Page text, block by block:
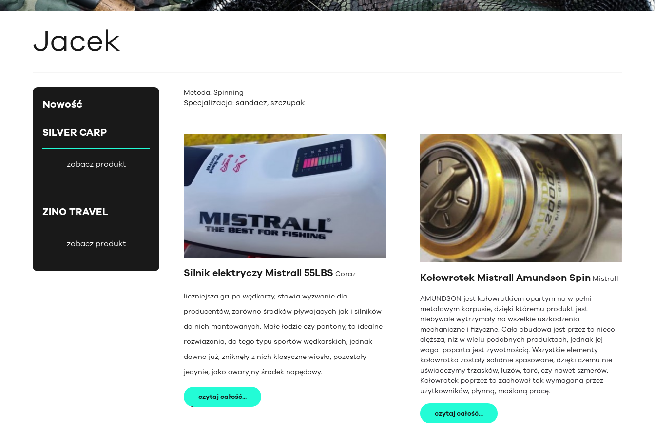
Jacek
Metoda: Spinning
Specjalizacja: sandacz, szczupak
Silnik elektryczy Mistrall 55LBS Coraz
liczniejsza grupa wędkarzy, stawia wyzwanie dla
producentów, zarówno środków pływających jak i silników
do nich montowanych. Małe łodzie czy pontony, to idealne
rozwiązania, do tego typu sportów wędkarskich, jednak
dawno już, zniknęły z nich klasyczne wiosła, pozostały
jedynie, jako awaryjny środek napędowy.
czytaj całość...
Kołowrotek Mistrall Amundson Spin Mistrall
AMUNDSON jest kołowrotkiem opartym na w pełni
metalowym korpusie, dzięki któremu produkt jest
niebywale wytrzymały na wszelkie uszkodzenia
mechaniczne i fizyczne. Cała obudowa jest przez to nieco
cięższa, niż w wielu podobnych produktach, jednak jej
waga poparta jest żywotnością. Wszystkie elementy
kołowrotka zostały solidnie spasowane, dzięki czemu nie
uświadczymy trzasków, luzów, tarć, czy nawet szmerów.
Kołowrotek poprzez to zachował tak wymaganą przez
użytkowników, płynną, maślaną pracę.
czytaj całość...
Nowość
SILVER CARP
zobacz produkt
ZINO TRAVEL
zobacz produkt